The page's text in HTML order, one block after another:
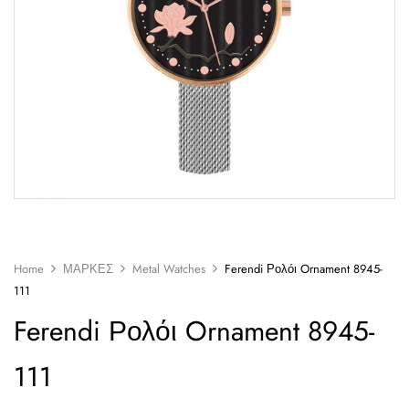
Home ΜΑΡΚΕΣ Metal Watches
Ferendi Ρολόι Ornament 8945-
111
Ferendi Ρολόι Ornament 8945-
111